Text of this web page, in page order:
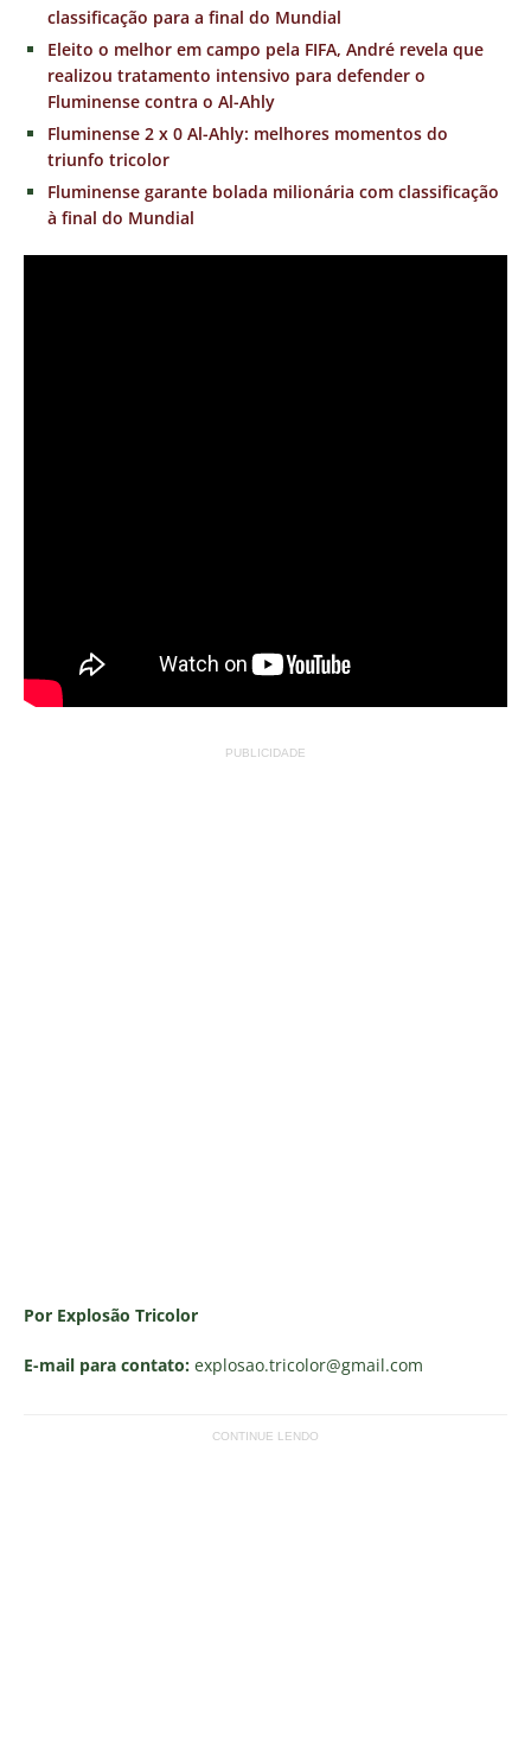
classificação para a final do Mundial
Eleito o melhor em campo pela FIFA, André revela que
realizou tratamento intensivo para defender o
Fluminense contra o Al-Ahly
Fluminense 2 x 0 Al-Ahly: melhores momentos do
triunfo tricolor
Fluminense garante bolada milionária com classificação
à final do Mundial
PUBLICIDADE
Por Explosão Tricolor
E-mail para contato: explosao.tricolor@gmail.com
CONTINUE LENDO